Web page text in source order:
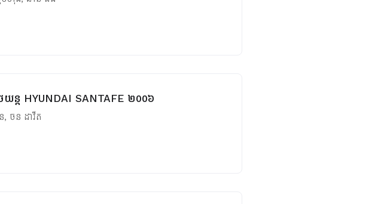
យន្ត HYUNDAI SANTAFE ២០០៦
, ចន ដាវីត